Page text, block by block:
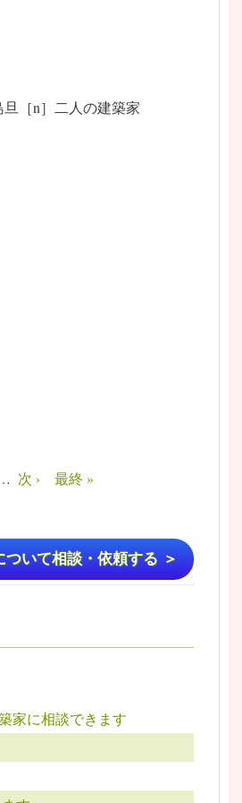
［n］二人の建築家
次 › 最終 »
ついて相談・依頼する ＞
家に相談できます